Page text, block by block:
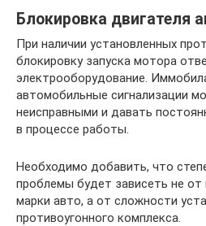
Блокировка двигателя
При наличии установленных
блокировку запуска мотора
электрооборудование.
автомобильные сигнализации
неисправными и давать
в процессе работы.
Необходимо добавить, что
проблемы будет зависеть не от
марки авто, а от сложности
противоугонного комплекса.